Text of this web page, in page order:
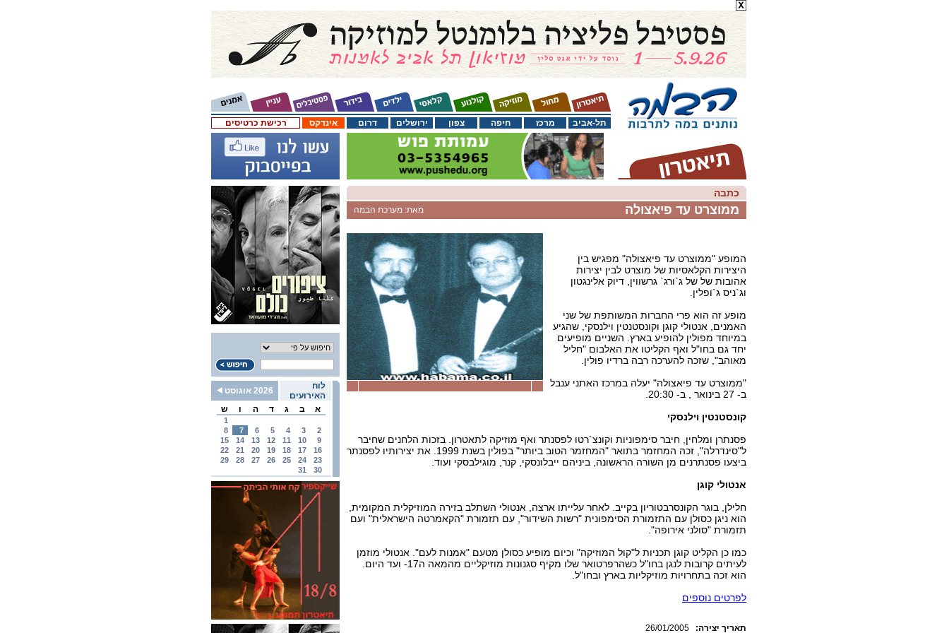
רכישת כרטיסים אינדקס דרום ירושלים צפון חיפה מרכז תל-אביב
לוח
האירועים
2026 אוגוסט
א
ב ג ד ה ו ש
1
2
3
4
5
6
7
8
9
10
11
12
13
14
15
16
17
18
19
20
21
22
23
24
25
26
27
28
29
30
31
כתבה
מאת: מערכת הבמה ממוצרט עד פיאצולה
המופע "ממוצרט עד פיאצולה" מפגיש בין
היצירות הקלאסיות של מוצרט לבין יצירות
אהובות של של ג`ורג` גרשווין, דיוק אלינגטון
וג`ניס ג`ופלין.
מופע זה הוא פרי החברות המשותפת של שני
האמנים, אנטולי קוגן וקונסטנטין וילנסקי, שהגיע
במיוחד מפולין להופיע בארץ. השניים מופיעים
יחד גם בחו"ל ואף הקליטו את האלבום "חליל
מאוהב", שזכה להערכה רבה ברדיו פולין.
"ממוצרט עד פיאצולה" יעלה במרכז האתני ענבל
ב- 27 בינואר , ב- 20:30.
קונסטנטין וילנסקי
פסנתרן ומלחין, חיבר סימפוניות וקונצ`רטו לפסנתר ואף מוזיקה לתאטרון. בזכות הלחנים שחיבר
ל"סינדרלה", זכה המחזמר בתואר "המחזמר הטוב ביותר" בפולין בשנת 1999. את יצירותיו לפסנתר
ביצעו פסנתרנים מן השורה הראשונה, ביניהם ייבלונסקי, קנר, מוגילבסקי ועוד.
אנטולי קוגן
חלילן, בוגר הקונסרבטוריון בקייב. לאחר עלייתו ארצה, אנטולי השתלב בזירה המוזיקלית המקומית,
הוא ניגן כסולן עם התזמורת הסימפונית "רשות השידור", עם תזמורת "הקאמרטה הישראלית" ועם
תזמורת "סולני אירופה".
כמו כן הקליט קוגן תכניות ל"קול המוזיקה" וכיום מופיע כסולן מטעם "אמנות לעם". אנטולי מוזמן
לעיתים קרובות לנגן בחו"ל כשהרפרטואר שלו מקיף סגנונות מוזיקליים מהמאה ה17- ועד היום.
הוא זכה בתחרויות מוזיקליות בארץ ובחו"ל.
לפרטים נוספים
26/01/2005 :תאריך יצירה